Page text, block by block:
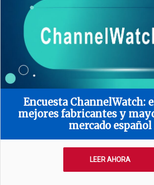
Encuesta ChannelWatch:
mejores fabricantes y
mercado español
LEER AHORA